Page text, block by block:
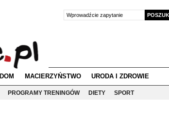
DOM MACIERZYŃSTWO
URODA I ZDROWIE
PROGRAMY TRENINGÓW DIETY SPORT